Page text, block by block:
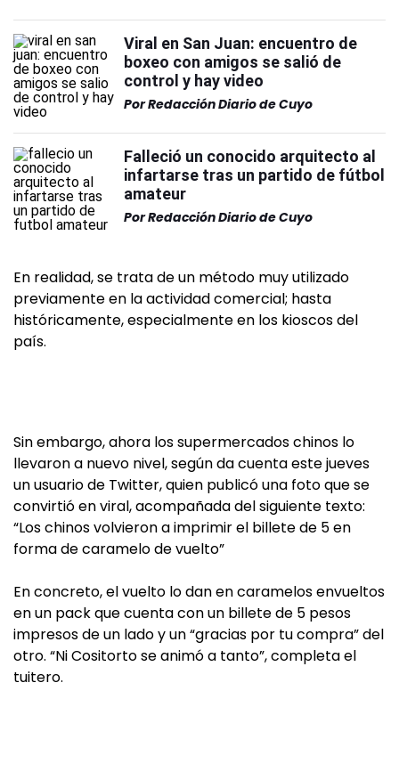
Viral en San Juan: encuentro de
boxeo con amigos se salió de
control y hay video
PorRedacción Diario de Cuyo
Falleció un conocido arquitecto al
infartarse tras un partido de fútbol
amateur
PorRedacción Diario de Cuyo
En realidad, se trata de un método muy utilizado
previamente en la actividad comercial; hasta
históricamente, especialmente en los kioscos del
país.
Sin embargo, ahora los supermercados chinos lo
llevaron a nuevo nivel, según da cuenta este jueves
un usuario de Twitter, quien publicó una foto que se
convirtió en viral, acompañada del siguiente texto:
“Los chinos volvieron a imprimir el billete de 5 en
forma de caramelo de vuelto”
En concreto, el vuelto lo dan en caramelos envueltos
en un pack que cuenta con un billete de 5 pesos
impresos de un lado y un “gracias por tu compra” del
otro. “Ni Cositorto se animó a tanto”, completa el
tuitero.